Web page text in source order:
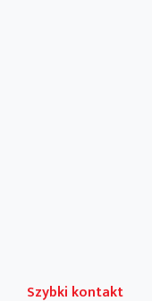
Szybki kontakt